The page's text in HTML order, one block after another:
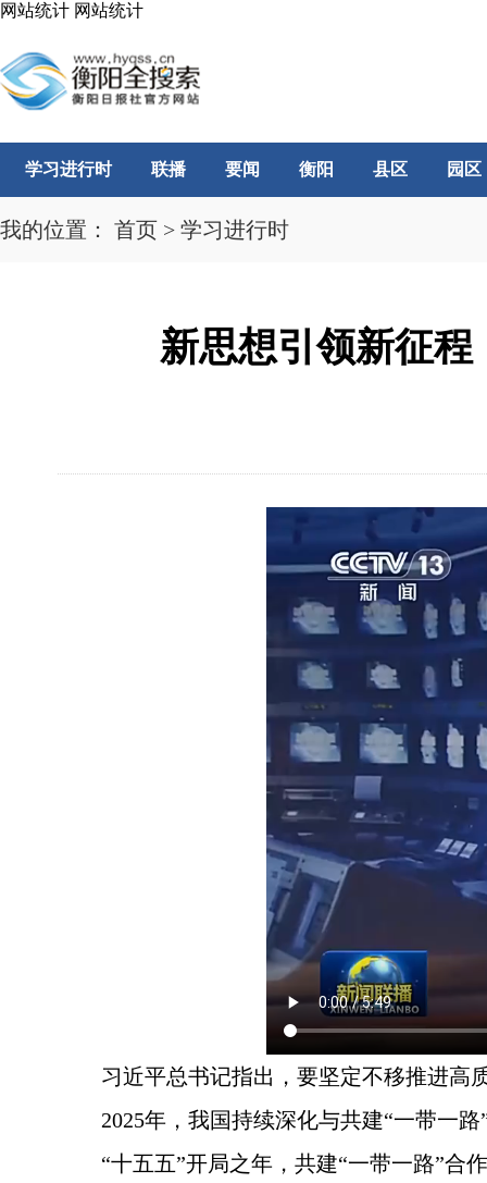
网站统计 网站统计
学习进行时 联播 要闻 衡阳 县区 园区
我的位置： 首页 > 学习进行时
新思想引领新征
习近平总书记指出，要坚定不移推进高
2025年，我国持续深化与共建“一带一
“十五五”开局之年，共建“一带一路”合